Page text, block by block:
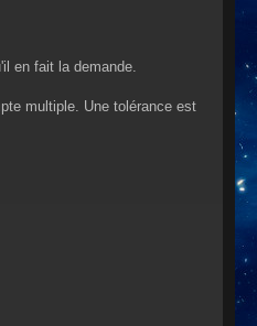
en fait la demande.
multiple. Une tolérance est